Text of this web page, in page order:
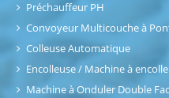
Préchauffeur PH
Convoyeur Multicouche à
Colleuse Automatique
Encolleuse / Machine à
Machine à Onduler Double